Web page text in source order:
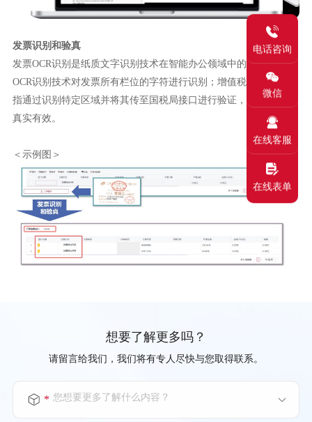
发票识别和验真
发票OCR识别是纸质文字识别技术在智能办公领域中的应用，基于
OCR识别技术对发票所有栏位的字符进行识别；增值税发票验证是
指通过识别特定区域并将其传至国税局接口进行验证，判断其是否
真实有效。
＜示例图＞
想要了解更多吗？
请留言给我们，我们将有专人尽快与您取得联系。
您想要更多了解什么内容？
*
电话咨询
微信
在线客服
在线表单